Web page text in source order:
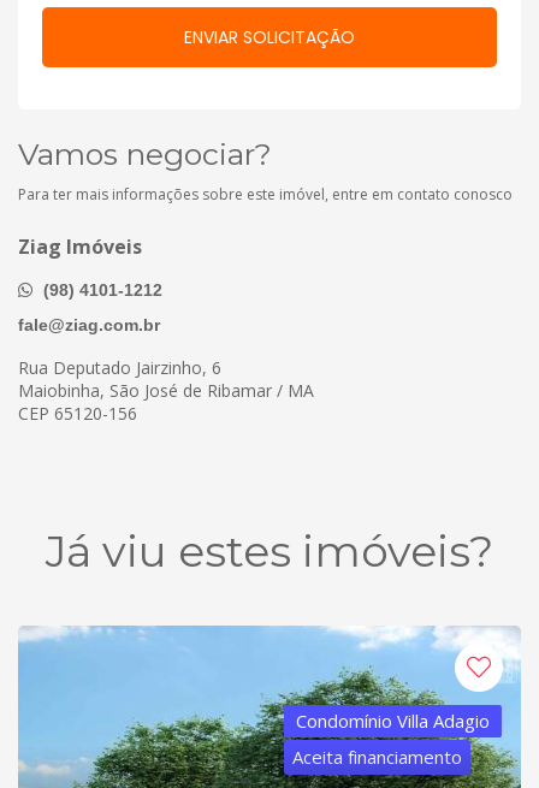
Vamos negociar?
Para ter mais informações sobre este imóvel, entre em contato conosco
Ziag Imóveis
(98) 4101-1212
fale@ziag.com.br
Rua Deputado Jairzinho, 6
Maiobinha, São José de Ribamar / MA
CEP 65120-156
Já viu estes imóveis?
Condomínio Villa Adagio
Aceita financiamento